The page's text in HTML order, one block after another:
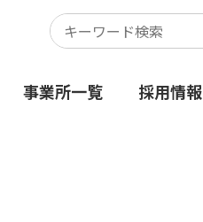
事業所一覧 採用情報